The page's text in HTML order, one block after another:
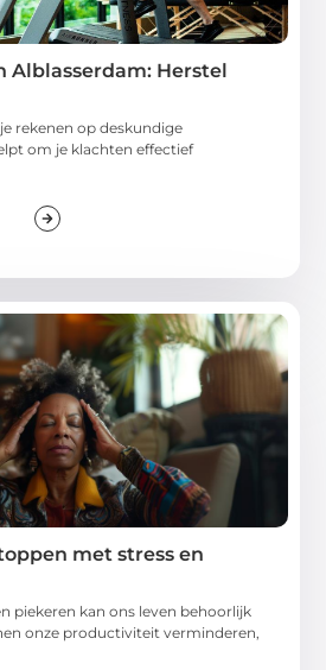
Alblasserdam: Herstel
rekenen op deskundige
om je klachten effectief
met stress en
piekeren kan ons leven behoorlijk
onze productiviteit verminderen,